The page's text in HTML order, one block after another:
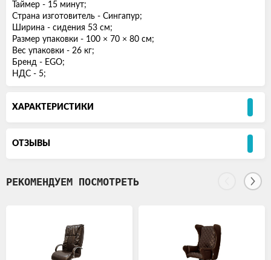
Таймер - 15 минут;
Страна изготовитель - Сингапур;
Ширина - сидения 53 см;
Размер упаковки - 100 × 70 × 80 см;
Вес упаковки - 26 кг;
Бренд - EGO;
НДС - 5;
ХАРАКТЕРИСТИКИ
ОТЗЫВЫ
РЕКОМЕНДУЕМ ПОСМОТРЕТЬ